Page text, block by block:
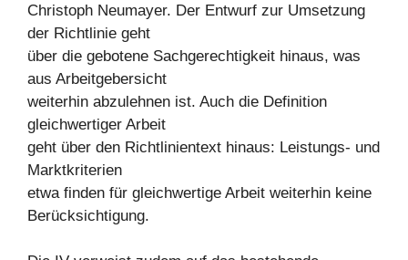
Christoph Neumayer. Der Entwurf zur Umsetzung
der Richtlinie geht
über die gebotene Sachgerechtigkeit hinaus, was
aus Arbeitgebersicht
weiterhin abzulehnen ist. Auch die Definition
gleichwertiger Arbeit
geht über den Richtlinientext hinaus: Leistungs- und
Marktkriterien
etwa finden für gleichwertige Arbeit weiterhin keine
Berücksichtigung.